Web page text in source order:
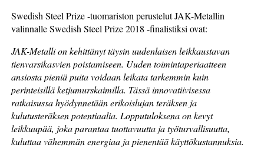
Swedish Steel Prize -tuomariston perustelut JAK-Metallin
valinnalle Swedish Steel Prize 2018 -finalistiksi ovat:
JAK-Metallion kehittänyt täysin uudenlaisen leikkaustavan
tienvarsikasvien poistamiseen. Uuden toimintaperiaatteen
ansiosta pieniä puita voidaan leikata tarkemmin kuin
perinteisillä ketjumurskaimilla. Tässä innovatiivisessa
ratkaisussa hyödynnetään erikoislujan teräksen ja
kulutusteräksen potentiaalia. Lopputuloksena on kevyt
leikkuupää, joka parantaa tuottavuutta ja työturvallisuutta,
kuluttaa vähemmän energiaa ja pienentää käyttökustannuksia.